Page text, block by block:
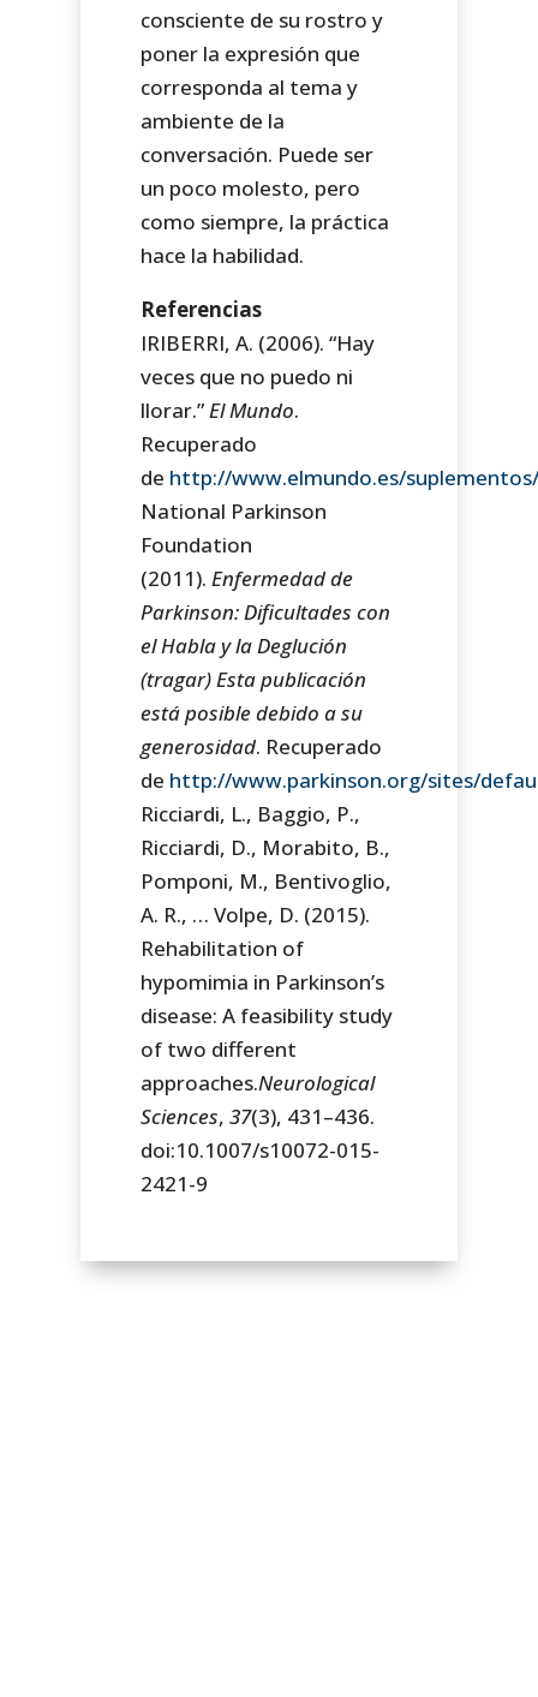
consciente de su rostro y
poner la expresión que
corresponda al tema y
ambiente de la
conversación. Puede ser
un poco molesto, pero
como siempre, la práctica
hace la habilidad.
Referencias
IRIBERRI, A. (2006). “Hay
veces que no puedo ni
llorar.”El Mundo.
Recuperado
de http://www.elmundo.es/
National Parkinson
Foundation
(2011).Enfermedad de
Parkinson: Dificultades con
el Habla y la Deglución
(tragar) Esta publicación
está posible debido a su
generosidad. Recuperado
de http://www.parkinson.org/sites/
Ricciardi, L., Baggio, P.,
Ricciardi, D., Morabito, B.,
Pomponi, M., Bentivoglio,
A. R., … Volpe, D. (2015).
Rehabilitation of
hypomimia in Parkinson’s
disease: A feasibility study
of two different
approaches.Neurological
Sciences,37(3), 431–436.
doi:10.1007/s10072-015-
2421-9